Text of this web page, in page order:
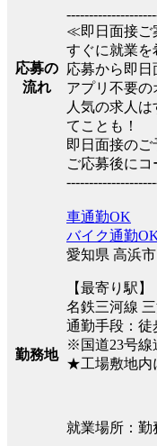
応募の
流れ
≪即日面接ご
すぐに就業を
応募から即
アプリ不要の
人気の求人
てことも！
即日面接のご
ご応募後にコ
勤務地
車通勤OK
バイク通勤
愛知県 高浜市
【最寄り駅】
名鉄三河線
通勤手段：徒
※国道23号線
★工場敷地内
就業場所：勤